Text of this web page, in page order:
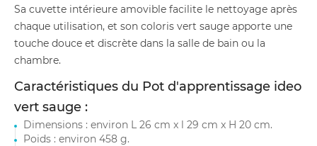
Sa cuvette intérieure amovible facilite le nettoyage après
chaque utilisation, et son coloris vert sauge apporte une
touche douce et discrète dans la salle de bain ou la
chambre.
Caractéristiques du Pot d'apprentissage ideo
vert sauge :
Dimensions : environ L 26 cm x l 29 cm x H 20 cm.
Poids : environ 458 g.